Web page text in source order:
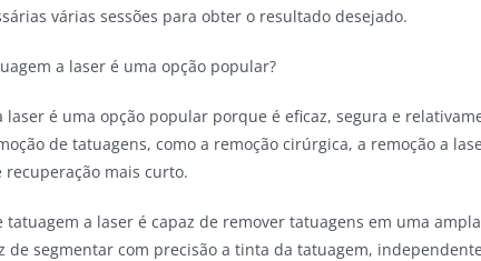
várias sessões para obter o resultado desejado.
a laser é uma opção popular?
laser é uma opção popular porque é eficaz, segura e
de tatuagens, como a remoção cirúrgica, a remoção a
mais curto.
tatuagem a laser é capaz de remover tatuagens em uma
de segmentar com precisão a tinta da tatuagem,